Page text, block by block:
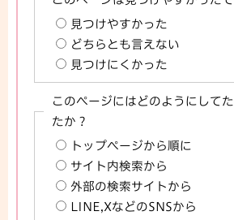
見つけやすかった
どちらとも言えない
見つけにくかった
このページにはどのようにして
たか？
トップページから順に
サイト内検索から
外部の検索サイトから
LINE,XなどのSNSから